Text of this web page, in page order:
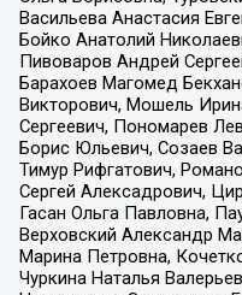
Васильева Анастасия
Бойко Анатолий
Пивоваров Андрей
Барахоев Магомед
Викторович, Мошель
Сергеевич, Пономарев
Борис Юльевич, Созаев
Тимур Рифгатович,
Сергей Алексадрович,
Гасан Ольга Павловна,
Верховский Александр
Марина Петровна,
Чуркина Наталья